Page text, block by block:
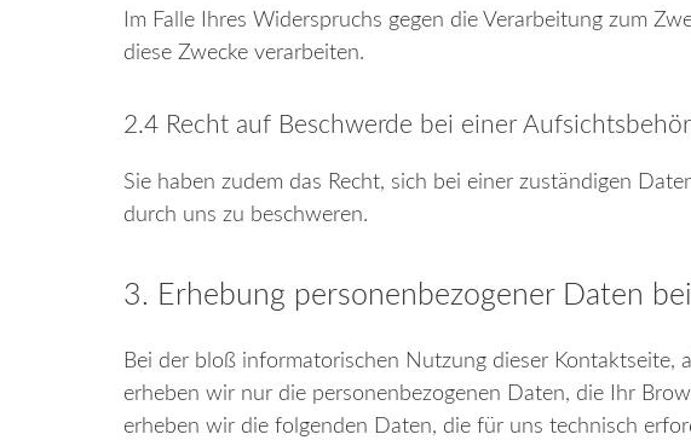
Im Falle Ihres Widerspruchs gegen die Verarbeitung zum
diese Zwecke verarbeiten.
2.4 Recht auf Beschwerde bei einer
Sie haben zudem das Recht, sich bei einer zuständigen
durch uns zu beschweren.
3. Erhebung personenbezogener Daten
Bei der bloß informatorischen Nutzung dieser
erheben wir nur die personenbezogenen Daten, die Ihr
erheben wir die folgenden Daten, die für uns technisch